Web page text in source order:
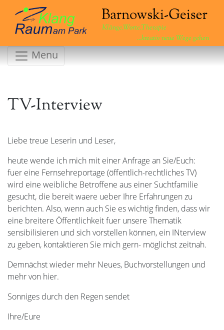
Klänge.Worte.Therapie
...kreativ neue Wege gehen
Menu
TV-Interview
Liebe treue Leserin und Leser,
heute wende ich mich mit einer Anfrage an Sie/Euch:
fuer eine Fernsehreportage (öffentlich-rechtliches TV)
wird eine weibliche Betroffene aus einer Suchtfamilie
gesucht, die bereit waere ueber Ihre Erfahrungen zu
berichten. Also, wenn auch Sie es wichtig finden, dass wir
eine breitere Öffentlichkeit fuer unsere Thematik
sensibilisieren und sich vorstellen können, ein INterview
zu geben, kontaktieren Sie mich gern- möglichst zeitnah.
Demnächst wieder mehr Neues, Buchvorstellungen und
mehr von hier.
Sonniges durch den Regen sendet
Ihre/Eure